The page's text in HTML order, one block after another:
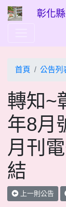
彰化
首頁 公告列
轉知~
年8月
月刊
結
上一則公告